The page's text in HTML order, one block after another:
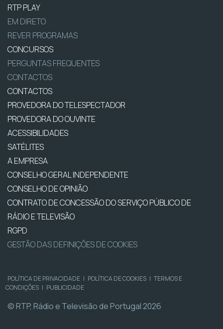
RTP PLAY
EM DIRETO
REVER PROGRAMAS
CONCURSOS
PERGUNTAS FREQUENTES
CONTACTOS
CONTACTOS
PROVEDORA DO TELESPECTADOR
PROVEDORA DO OUVINTE
ACESSIBILIDADES
SATÉLITES
A EMPRESA
CONSELHO GERAL INDEPENDENTE
CONSELHO DE OPINIÃO
CONTRATO DE CONCESSÃO DO SERVIÇO PÚBLICO DE
RÁDIO E TELEVISÃO
RGPD
GESTÃO DAS DEFINIÇÕES DE COOKIES
POLÍTICA DE PRIVACIDADE | POLÍTICA DE COOKIES | TERMOS E
CONDIÇÕES | PUBLICIDADE
© RTP, Rádio e Televisão de Portugal 2026